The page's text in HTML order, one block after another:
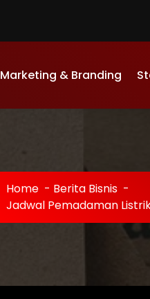
Marketing & Branding
Home - Berita Bisnis -
Jadwal Pemadaman